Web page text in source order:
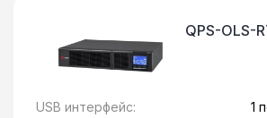
QPS-OLS-
USB интерфейс:
1